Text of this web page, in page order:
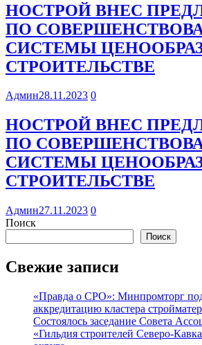
НОСТРОЙ ВНЕС
ПО
СИСТЕМЫ
СТРОИТЕЛЬСТВЕ
Админ28.11.2023 0
НОСТРОЙ ВНЕС
ПО
СИСТЕМЫ
СТРОИТЕЛЬСТВЕ
Админ27.11.2023 0
Поиск
Поиск
Свежие записи
«Правда о СРО»: Минпромторг
аккредитацию кластера
Состоялось заседание Совета
«Гильдия строителей Северо-